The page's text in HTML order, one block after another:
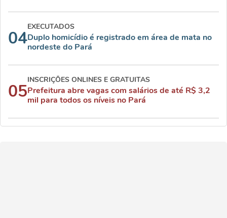
04
EXECUTADOS
Duplo homicídio é registrado em área de mata no
nordeste do Pará
05
INSCRIÇÕES ONLINES E GRATUITAS
Prefeitura abre vagas com salários de até R$ 3,2
mil para todos os níveis no Pará